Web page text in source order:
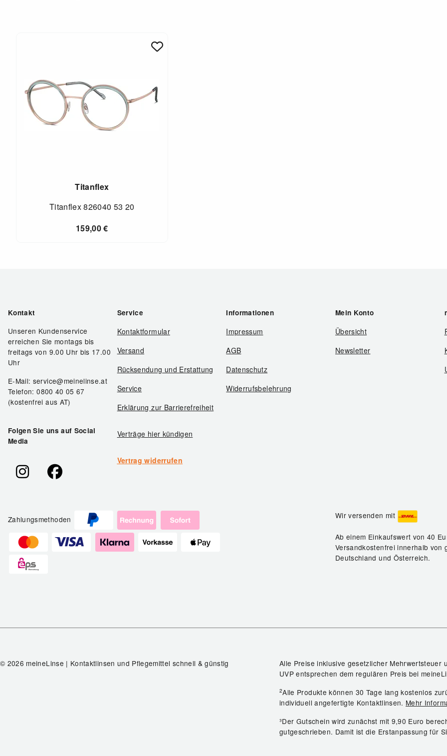
Titanflex
Titanflex 826040 53 20
159,00€
Kontakt
Unseren Kundenservice
erreichen Sie montags bis
freitags von 9.00 Uhr bis 17.00
Uhr
E-Mail: service@meinelinse.at
Telefon: 0800 40 05 67
(kostenfrei aus AT)
Folgen Sie uns auf Social
Media
Service
Kontaktformular
Versand
Rücksendung und Erstattung
Service
Erklärung zur Barrierefreiheit
Verträge hier kündigen
Vertrag widerrufen
Informationen
Impressum
AGB
Datenschutz
Widerrufsbelehrung
Mein Konto
Übersicht
Newsletter
Zahlungsmethoden Wir versenden mit
Ab einem Einkaufswert von 40
Versandkostenfrei innerhalb von
Deutschland und Österreich.
© 2026 meineLinse | Kontaktlinsen und Pflegemittel schnell & günstig
Alle Preise inklusive gesetzlicher Mehrwertsteuer
UVP entsprechen dem regulären Preis bei
2Alle Produkte können 30 Tage lang kostenlos
individuell angefertigte Kontaktlinsen. Mehr
³Der Gutschein wird zunächst mit 9,90 Euro
gutgeschrieben. Damit ist die Erstanpassung für